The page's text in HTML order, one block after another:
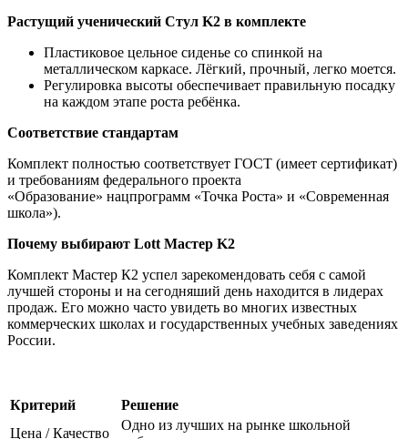
Растущий ученический Стул K2 в комплекте
Пластиковое цельное сиденье со спинкой на
металлическом каркасе. Лёгкий, прочный, легко моется.
Регулировка высоты обеспечивает правильную посадку
на каждом этапе роста ребёнка.
Соответствие стандартам
Комплект полностью соответствует ГОСТ (имеет сертификат)
и требованиям федерального проекта
«Образование» нацпрограмм «Точка Роста» и «Современная
школа»).
Почему выбирают Lott Мастер K2
Комплект Мастер К2 успел зарекомендовать себя с самой
лучшей стороны и на сегодняший день находится в лидерах
продаж. Его можно часто увидеть во многих известных
коммерческих школах и государственных учебных заведениях
России.
Критерий
Решение
Цена / Качество
Одно из лучших на рынке школьной